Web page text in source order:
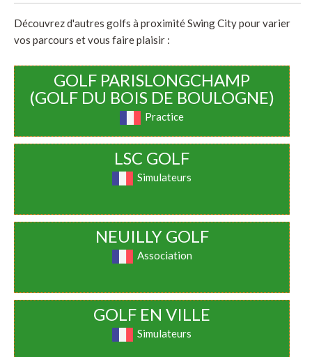
Découvrez d'autres golfs à proximité Swing City pour varier
vos parcours et vous faire plaisir :
GOLF PARISLONGCHAMP
(GOLF DU BOIS DE BOULOGNE)
Practice
LSC GOLF
Simulateurs
NEUILLY GOLF
Association
GOLF EN VILLE
Simulateurs